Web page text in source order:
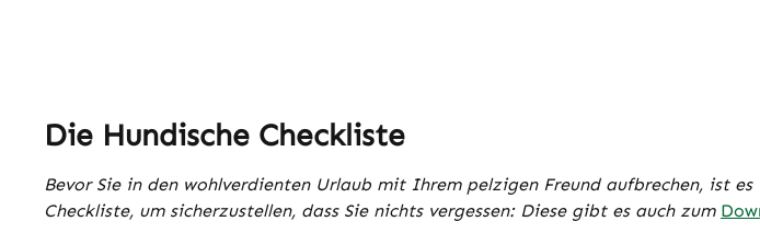
Die Hundische Checkliste
Bevor Sie in den wohlverdienten Urlaub mit Ihrem pelzigen Freund aufbrechen, ist
Checkliste, um sicherzustellen, dass Sie nichts vergessen: Diese gibt es auch zum